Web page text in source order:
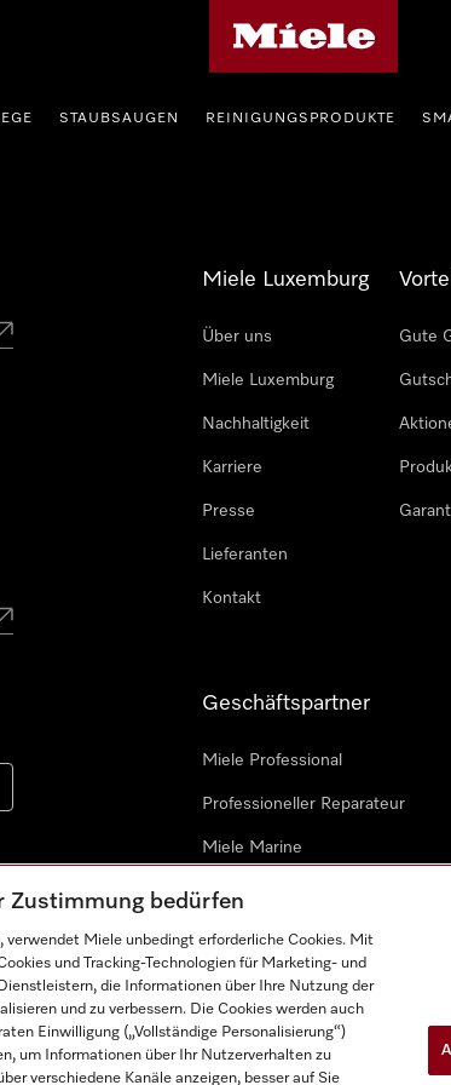
STAUBSAUGEN REINIGUNGSPRODUKTE
Miele Luxemburg
Über uns
Miele Luxemburg
Nachhaltigkeit
Karriere
Presse
Lieferanten
Kontakt
Gute
Geschäftspartner
Miele Professional
Professioneller Reparateur
Miele Marine
Architekten & Bauträger
Barrièrefreiheetserklärung Gesetzen über
Zustimmung bedürfen
Miele unbedingt erforderliche Cookies. Mit
und Tracking-Technologien für Marketing- und
die Informationen über Ihre Nutzung der
und zu verbessern. Die Cookies werden auch
Einwilligung („Vollständige Personalisierung“)
um Informationen über Ihr Nutzerverhalten zu
verschiedene Kanäle anzeigen, besser auf Sie